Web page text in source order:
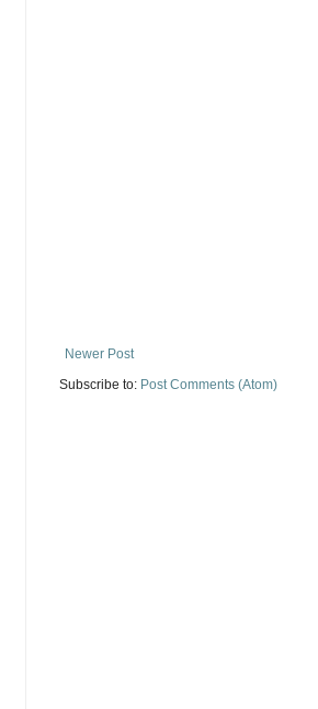
Newer Post
Subscribe to: Post Comments (Atom)